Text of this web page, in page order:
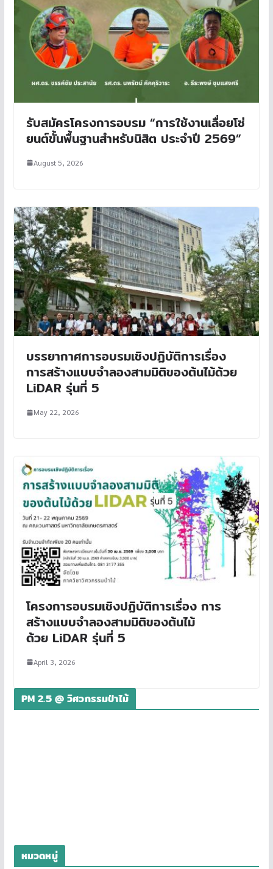
รับสมัครโครงการอบรม “การใช้งานเลื่อยโซ่
ยนต์ขั้นพื้นฐานสำหรับนิสิต ประจำปี 2569”
August 5, 2026
บรรยากาศการอบรมเชิงปฏิบัติการเรื่อง
การสร้างแบบจำลองสามมิติของต้นไม้ด้วย
LiDAR รุ่นที่ 5
May 22, 2026
โครงการอบรมเชิงปฏิบัติการเรื่อง การ
สร้างแบบจำลองสามมิติของต้นไม้
ด้วย LiDAR รุ่นที่ 5
April 3, 2026
PM 2.5 @ วิศวกรรมป่าไม้
หมวดหมู่